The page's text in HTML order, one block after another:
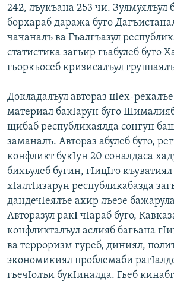
242, лъукъана 253 чи. Зулмуялъул
борхараб даража буго
чачаналъ ва Гъалгъазул
статистика загьир гьабулеб буго
гьоркьосеб кризисалъул
Докладалъул автораз цIех-
материал бакIарун буго
щибаб республикаялда сонгун
заманалъ. Автораз абулеб буго,
конфликт букIун 20 соналдаса
бихьулеб бугин, гIицIго
хIалтIизарун республикабазда
дандечIеялъе ахир лъезе
Авторазул ракΙ чIараб буго,
конфликталъул аслияб багьана
ва терроризм гуреб, диниял,
экономикиял проблемаби
гьечIолъи букIиналда. Гьеб